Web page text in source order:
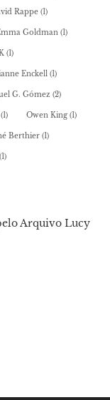
Rappe (1)
Goldman (1)
(1)
Enckell (1)
G. Gómez (2)
(1) Owen King (1)
Berthier (1)
(1)
Arquivo Lucy